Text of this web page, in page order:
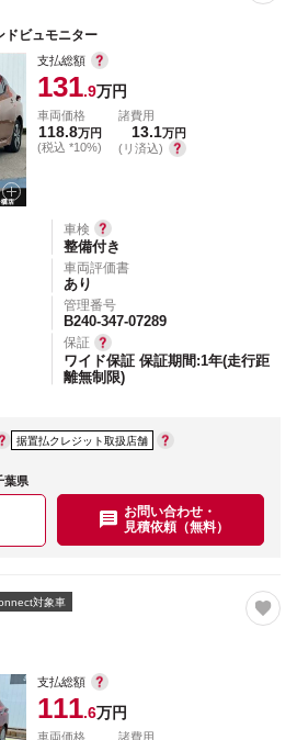
ドビュモニター
支払総額
131.9万円
車両価格
118.8万円
(税込 *10%)
諸費用
13.1万円
(リ済込)
車検
整備付き
車両評価書
あり
管理番号
B240-347-07289
保証
ワイド保証 保証期間:1年(走行距
離無制限)
据置払クレジット取扱店舗
葉県
お問い合わせ・
見積依頼（無料）
対象車
支払総額
111.6万円
車両価格 諸費用